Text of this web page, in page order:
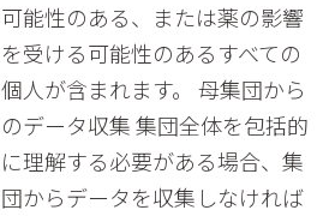
可能性のある、または薬の影響
を受ける可能性のあるすべての
個人が含まれます。 母集団から
のデータ収集 集団全体を包括的
に理解する必要がある場合、集
団からデータを収集しなければ